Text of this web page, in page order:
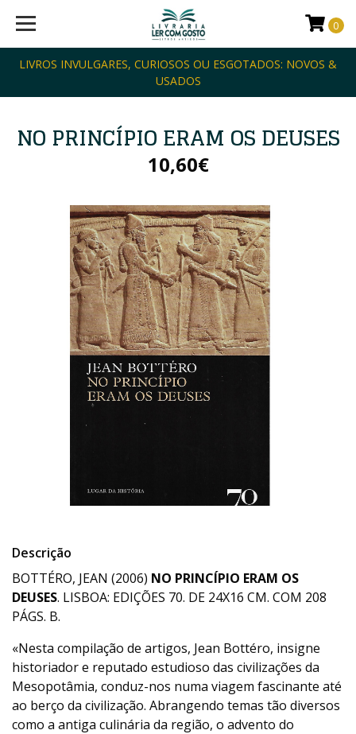
LIVROS INVULGARES, CURIOSOS OU ESGOTADOS: NOVOS &
USADOS
0
NO PRINCÍPIO ERAM OS DEUSES
10,60€
Descrição
BOTTÉRO, JEAN (2006) NO PRINCÍPIO ERAM OS
DEUSES. LISBOA: EDIÇÕES 70. DE 24X16 CM. COM 208
PÁGS. B.
«Nesta compilação de artigos, Jean Bottéro, insigne
historiador e reputado estudioso das civilizações da
Mesopotâmia, conduz-nos numa viagem fascinante até
ao berço da civilização. Abrangendo temas tão diversos
como a antiga culinária da região, o advento do